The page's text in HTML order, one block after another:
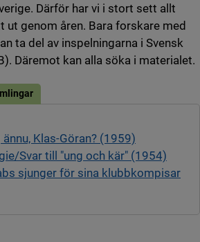
Därför har vi i stort sett allt
ut genom åren. Bara forskare med
ta del av inspelningarna i Svensk
Däremot kan alla söka i materialet.
Klas-Göran? (1959)
Svar till "ung och kär" (1954)
sjunger för sina klubbkompisar